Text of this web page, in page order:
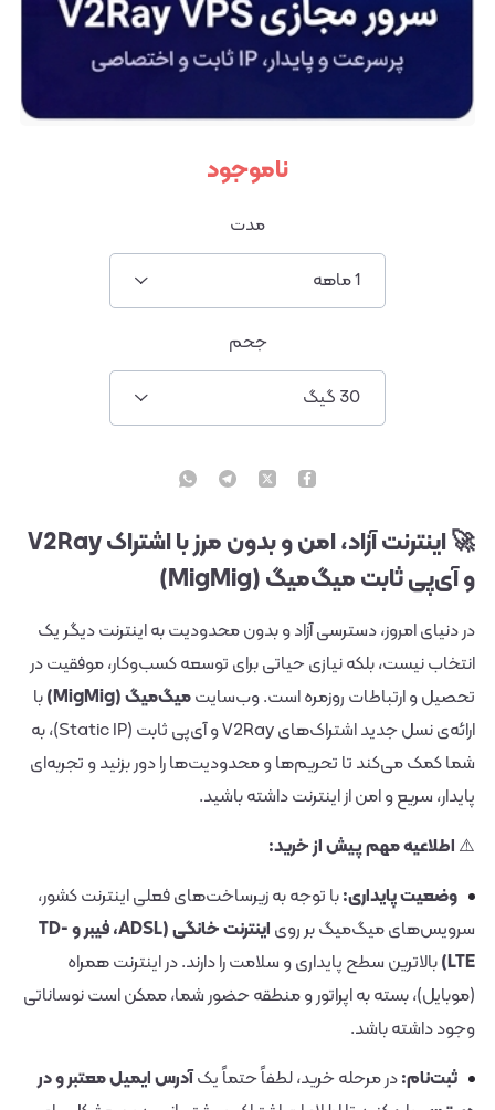
ناموجود
مدت
1 ماهه
جحم
30 گیگ
🚀 اینترنت آزاد، امن و بدون مرز با اشتراک V2Ray
و آی‌پی ثابت میگ‌میگ (MigMig)
در دنیای امروز، دسترسی آزاد و بدون محدودیت به اینترنت دیگر یک
انتخاب نیست، بلکه نیازی حیاتی برای توسعه کسب‌وکار، موفقیت در
تحصیل و ارتباطات روزمره است. وب‌سایتمیگ‌میگ (MigMig)
با
ارائه‌ی نسل جدید اشتراک‌های V2Ray و آی‌پی ثابت (Static IP)، به
شما کمک می‌کند تا تحریم‌ها و محدودیت‌ها را دور بزنید و تجربه‌ای
پایدار، سریع و امن از اینترنت داشته باشید.
⚠️ اطلاعیه مهم پیش از خرید:
وضعیت پایداری:با توجه به زیرساخت‌های فعلی اینترنت کشور،
سرویس‌های میگ‌میگ بر روی
اینترنت خانگی (ADSL، فیبر و TD-
LTE) بالاترین سطح پایداری و سلامت را دارند. در اینترنت همراه
(موبایل)، بسته به اپراتور و منطقه حضور شما، ممکن است نوساناتی
وجود داشته باشد.
ثبت‌نام:در مرحله خرید، لطفاً حتماً یکآدرس ایمیل معتبر و در